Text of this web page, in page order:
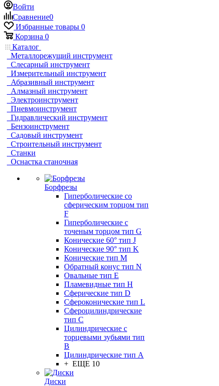
Войти
Сравнение0
Избранные товары 0
Корзина 0
Каталог
Металлорежущий инструмент
Слесарный инструмент
Измерительный инструмент
Абразивный инструмент
Алмазный инструмент
Электроинструмент
Пневмоинструмент
Гидравлический инструмент
Бензоинструмент
Садовый инструмент
Строительный инструмент
Станки
Оснастка станочная
Борфрезы
Гиперболические cо
сферическим торцом тип
F
Гиперболические с
точеным торцом тип G
Конические 60° тип J
Конические 90° тип K
Конические тип M
Обратный конус тип N
Овальные тип E
Пламевидные тип H
Сферические тип D
Сфероконические тип L
Сфероцилиндрические
тип C
Цилиндрические с
торцевыми зубьями тип
B
Цилиндрические тип А
+ ЕЩЕ 10
Диски